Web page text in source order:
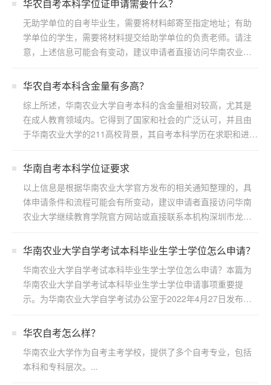
华农自考本科学位证申请需要什么？
无助学单位的自考毕业生，需要将材料邮寄至指定地址；有助
学单位的学生，需要将材料提交给助学单位的负责老师。请注
意，上述信息可能会有变动，建议申请者直接访问华南农业大
华农自考本科含金量有多高？
综上所述，华南农业大学自考本科的含金量相对较高，尤其是
在成人教育领域内。它得到了国家和社会的广泛认可，并且由
于华南农业大学的211高校背景，其自考本科学历在求职和进一
华南自考本科学位证要求
以上信息是根据华南农业大学官方发布的相关通知整理的，具
体申请条件和流程可能会有所变动，建议申请者直接访问华南
农业大学继续教育学院官方网站或直接联系本机构深圳市龙岗
华南农业大学自学考试本科毕业生学士学位怎么申请？
华南农业大学自学考试本科毕业生学士学位怎么申请？本篇为
华南农业大学自学考试本科毕业生学士学位申请事项重要提
示。为华南农业大学自学考试办公室于2022年4月27日发布，
华农自考怎么样？
华南农业大学作为自考主考学校，提供了多个自考专业，包括
本科和专科层次。...